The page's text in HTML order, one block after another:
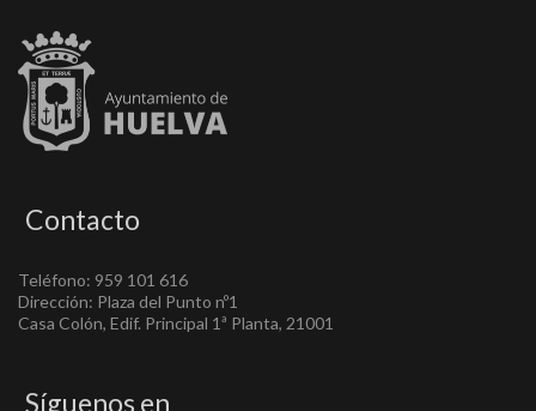
Contacto
Teléfono: 959 101 616
Dirección: Plaza del Punto nº1
Casa Colón, Edif. Principal 1ª Planta, 21001
Síguenos en